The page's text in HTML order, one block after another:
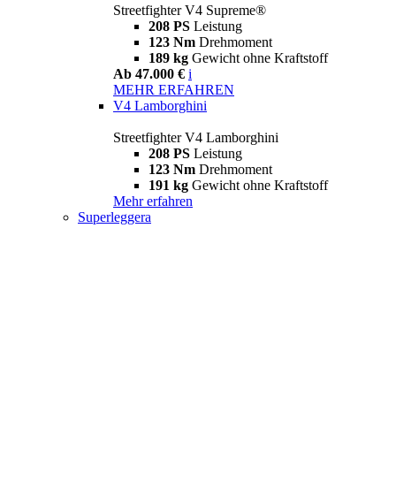
Streetfighter V4 Supreme®
208 PS Leistung
123 Nm Drehmoment
189 kg Gewicht ohne Kraftstoff
Ab 47.000 € i
MEHR ERFAHREN
V4 Lamborghini
Streetfighter V4 Lamborghini
208 PS Leistung
123 Nm Drehmoment
191 kg Gewicht ohne Kraftstoff
Mehr erfahren
Superleggera